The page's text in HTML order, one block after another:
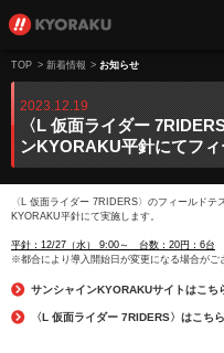
TOP > 新着情報 > お知らせ
2023.12.19
〈L 仮面ライダー
ンKYORAKU平針にてフ
〈L 仮面ライダー 7RIDERS〉のフィールド
KYORAKU平針にて実施します。
平針： 12/27（水） 9:00～ 台数：20円：6台
※都合により導入開始日が変更になる場合がご
サンシャインKYORAKUサイトはこち
〈L 仮面ライダー 7RIDERS〉はこちら